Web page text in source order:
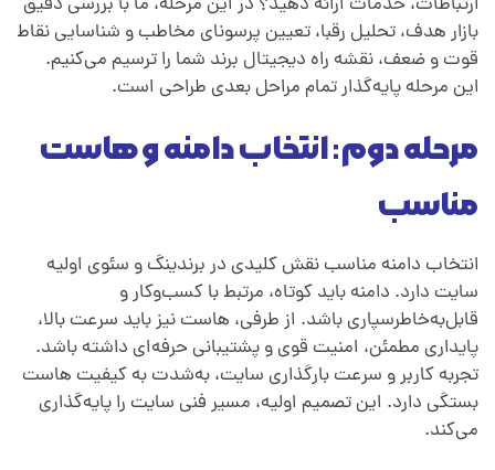
ارتباطات، خدمات ارائه دهید؟ در این مرحله، ما با بررسی دقیق
بازار هدف، تحلیل رقبا، تعیین پرسونای مخاطب و شناسایی نقاط
قوت و ضعف، نقشه راه دیجیتال برند شما را ترسیم می‌کنیم.
این مرحله پایه‌گذار تمام مراحل بعدی طراحی است.
مرحله دوم: انتخاب دامنه و هاست
مناسب
انتخاب دامنه مناسب نقش کلیدی در برندینگ و سئوی اولیه
سایت دارد. دامنه باید کوتاه، مرتبط با کسب‌وکار و
قابل‌به‌خاطر‌سپاری باشد. از طرفی، هاست نیز باید سرعت بالا،
پایداری مطمئن، امنیت قوی و پشتیبانی حرفه‌ای داشته باشد.
تجربه کاربر و سرعت بارگذاری سایت، به‌شدت به کیفیت هاست
بستگی دارد. این تصمیم اولیه، مسیر فنی سایت را پایه‌گذاری
می‌کند.